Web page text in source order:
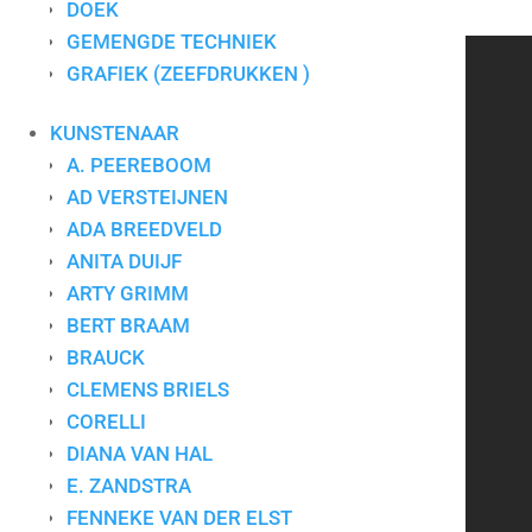
DOEK
GEMENGDE TECHNIEK
GRAFIEK (ZEEFDRUKKEN )
KUNSTENAAR
A. PEEREBOOM
AD VERSTEIJNEN
ADA BREEDVELD
ANITA DUIJF
ARTY GRIMM
BERT BRAAM
BRAUCK
CLEMENS BRIELS
CORELLI
DIANA VAN HAL
E. ZANDSTRA
FENNEKE VAN DER ELST
Materiaal Zeefdruk
CONTACT
Art for Company
+31-(0)13-5454656
Mobiel: +31-(0)6-24640033
E-mail:
info@artforcompany.nl
KvK: 18081401
Kunst voor bedrijven
Kunst op kantoor